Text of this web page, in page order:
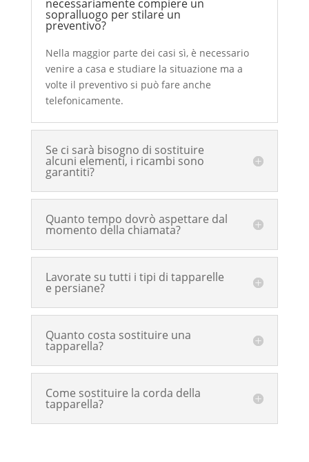
necessariamente compiere un
sopralluogo per stilare un
preventivo?
Nella maggior parte dei casi sì, è necessario
venire a casa e studiare la situazione ma a
volte il preventivo si può fare anche
telefonicamente.
Se ci sarà bisogno di sostituire
alcuni elementi, i ricambi sono
garantiti?
Quanto tempo dovrò aspettare dal
momento della chiamata?
Lavorate su tutti i tipi di tapparelle
e persiane?
Quanto costa sostituire una
tapparella?
Come sostituire la corda della
tapparella?